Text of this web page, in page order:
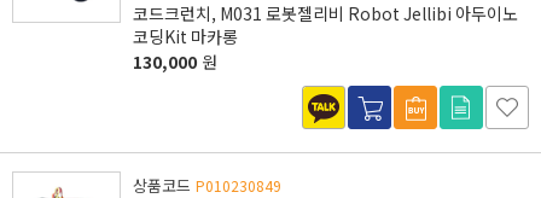
코드크런치, M031 로봇젤리비 Robot Jellibi 아두이노
코딩Kit 마카롱
130,000 원
상품코드 P010230849